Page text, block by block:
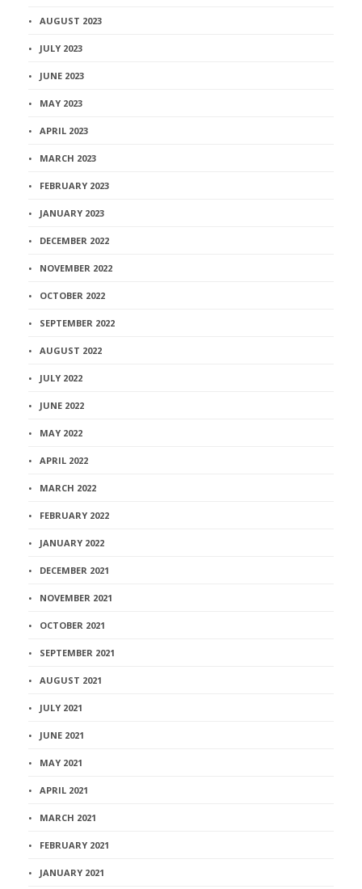
AUGUST 2023
JULY 2023
JUNE 2023
MAY 2023
APRIL 2023
MARCH 2023
FEBRUARY 2023
JANUARY 2023
DECEMBER 2022
NOVEMBER 2022
OCTOBER 2022
SEPTEMBER 2022
AUGUST 2022
JULY 2022
JUNE 2022
MAY 2022
APRIL 2022
MARCH 2022
FEBRUARY 2022
JANUARY 2022
DECEMBER 2021
NOVEMBER 2021
OCTOBER 2021
SEPTEMBER 2021
AUGUST 2021
JULY 2021
JUNE 2021
MAY 2021
APRIL 2021
MARCH 2021
FEBRUARY 2021
JANUARY 2021